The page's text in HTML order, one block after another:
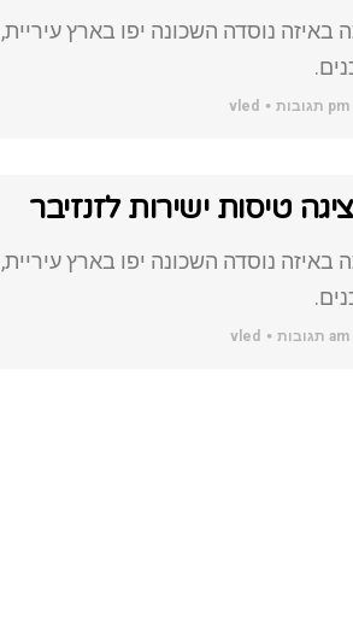
נוסדה השכונה יפו בארץ
vled
טיסות ישירות לזנזיבר
נוסדה השכונה יפו בארץ
vled